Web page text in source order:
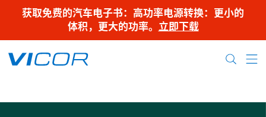
Skip to main content
获取免费的汽车电子书：高功率电源转换：更小的
体积，更大的功率。 立即下载